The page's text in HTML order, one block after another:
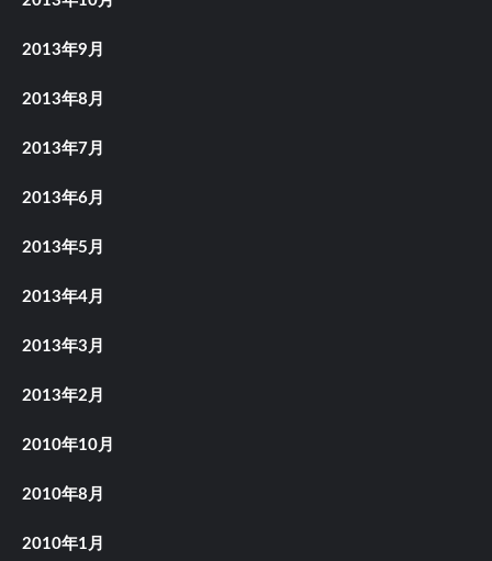
2013年9月
2013年8月
2013年7月
2013年6月
2013年5月
2013年4月
2013年3月
2013年2月
2010年10月
2010年8月
2010年1月